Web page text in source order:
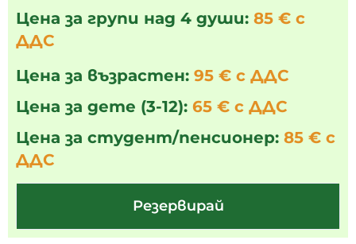
Цена за групи над 4 души: 85 € с
ДДС
Цена за възрастен: 95 € с ДДС
Цена за дете (3-12): 65 € с ДДС
Цена за студент/пенсионер: 85 € с
ДДС
Резервирай